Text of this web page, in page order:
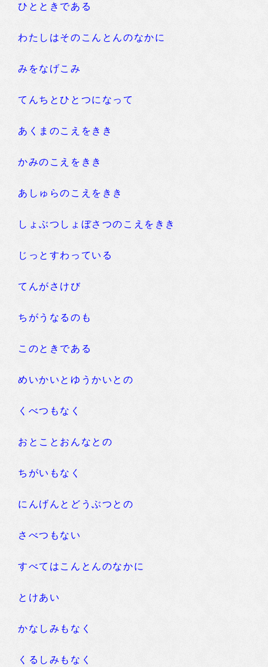
ひとときである
わたしはそのこんとんのなかに
みをなげこみ
てんちとひとつになって
あくまのこえをきき
かみのこえをきき
あしゅらのこえをきき
しょぶつしょぼさつのこえをきき
じっとすわっている
てんがさけび
ちがうなるのも
このときである
めいかいとゆうかいとの
くべつもなく
おとことおんなとの
ちがいもなく
にんげんとどうぶつとの
さべつもない
すべてはこんとんのなかに
とけあい
かなしみもなく
くるしみもなく